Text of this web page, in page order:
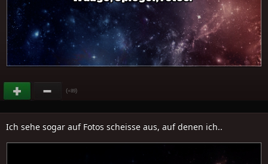
(+89)
Ich sehe sogar auf Fotos scheisse aus, auf denen ich..